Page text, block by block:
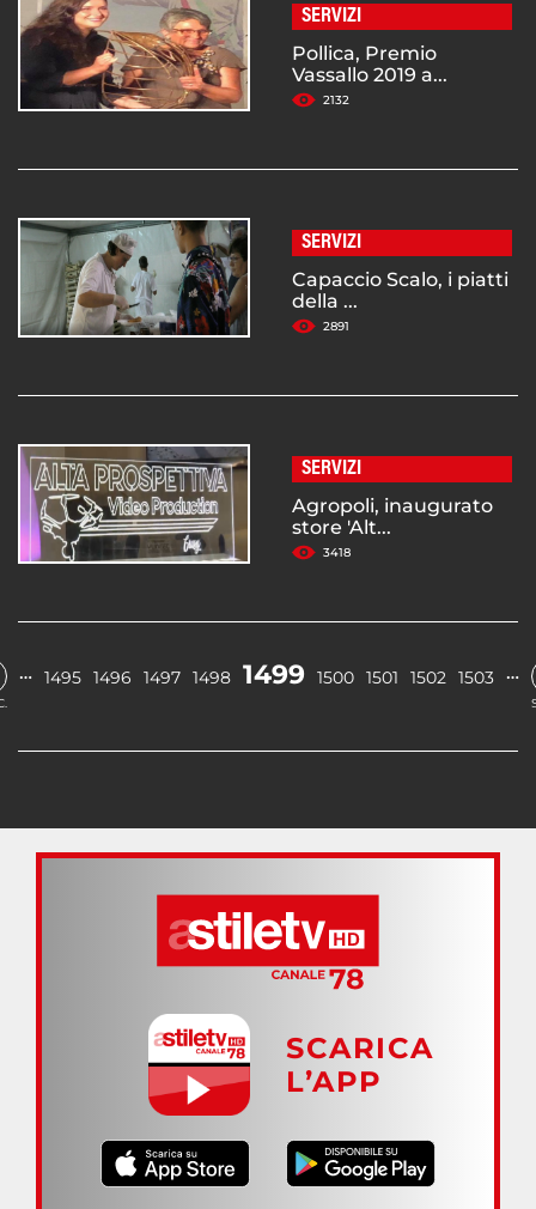
SERVIZI
Pollica, Premio
Vassallo 2019 a...
2132
SERVIZI
Capaccio Scalo, i piatti
della ...
2891
SERVIZI
Agropoli, inaugurato
store 'Alt...
3418
… 1495 1496 1497 1498 1499 1500 1501 1502 1503 …
SCARICA
L’APP